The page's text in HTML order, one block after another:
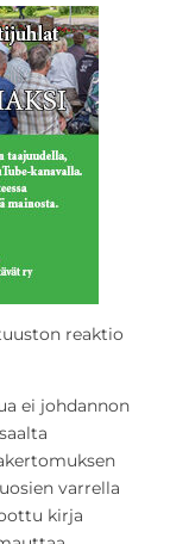
reaktio
ei johdannon
varrella
kirja